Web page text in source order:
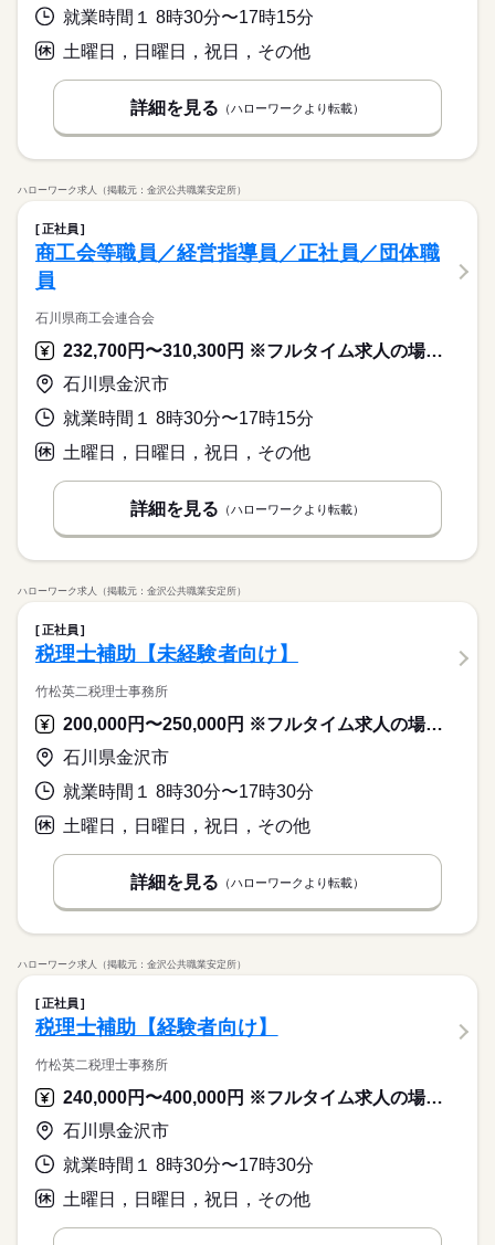
就業時間１ 8時30分〜17時15分
土曜日，日曜日，祝日，その他
詳細を見る （ハローワークより転載）
ハローワーク求人（掲載元：金沢公共職業安定所）
正社員
商工会等職員／経営指導員／正社員／団体職
員
石川県商工会連合会
232,700円〜310,300円 ※フルタイム求人の場合は月額（換算額）、パート求人の場合は時間額を表示しています。
石川県金沢市
就業時間１ 8時30分〜17時15分
土曜日，日曜日，祝日，その他
詳細を見る （ハローワークより転載）
ハローワーク求人（掲載元：金沢公共職業安定所）
正社員
税理士補助【未経験者向け】
竹松英二税理士事務所
200,000円〜250,000円 ※フルタイム求人の場合は月額（換算額）、パート求人の場合は時間額を表示しています。
石川県金沢市
就業時間１ 8時30分〜17時30分
土曜日，日曜日，祝日，その他
詳細を見る （ハローワークより転載）
ハローワーク求人（掲載元：金沢公共職業安定所）
正社員
税理士補助【経験者向け】
竹松英二税理士事務所
240,000円〜400,000円 ※フルタイム求人の場合は月額（換算額）、パート求人の場合は時間額を表示しています。
石川県金沢市
就業時間１ 8時30分〜17時30分
土曜日，日曜日，祝日，その他